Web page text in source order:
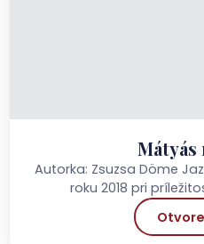
Mátyás
Autorka: Zsuzsa Döme
roku 2018 pri
Vydavateľstvo: Szülőföld
Cena: